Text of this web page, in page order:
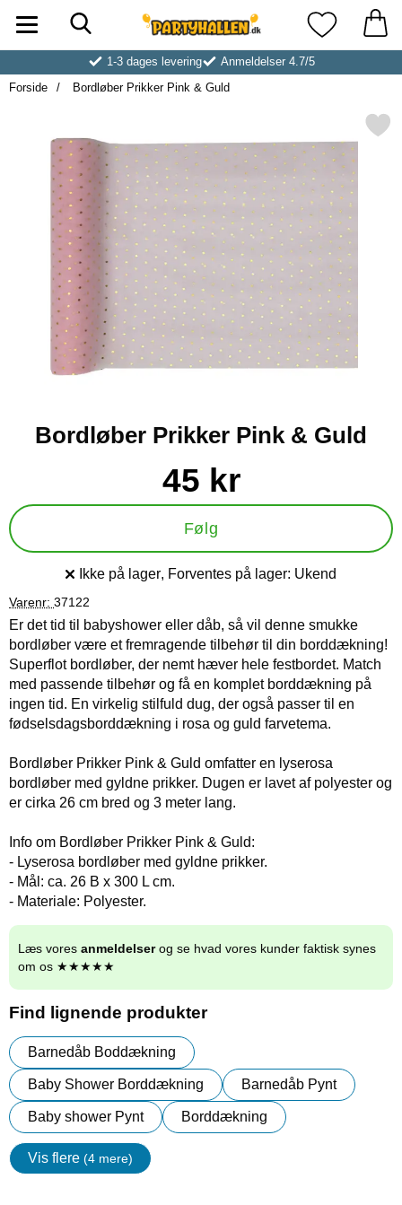
Startside for Partyhallen AB Mine
1-3 dages levering
Anmeldelser 4.7/5
Forside
Bordløber Prikker Pink & Guld
Markér bordløber Prikker
Bordløber Prikker Pink & Guld
Køb dette produkt Bordløber Prikker Pink & Guld
pris
45 kr
Følg
Produkttilgængelighed:
Ikke på lager, Forventes på lager: Ukend
Varenr: 37122
Er det tid til babyshower eller dåb, så vil denne smukke
bordløber være et fremragende tilbehør til din borddækning!
Superflot bordløber, der nemt hæver hele festbordet. Match
med passende tilbehør og få en komplet borddækning på
ingen tid. En virkelig stilfuld dug, der også passer til en
fødselsdagsborddækning i rosa og guld farvetema.
Bordløber Prikker Pink & Guld omfatter en lyserosa
bordløber med gyldne prikker. Dugen er lavet af polyester og
er cirka 26 cm bred og 3 meter lang.
Info om Bordløber Prikker Pink & Guld:
- Lyserosa bordløber med gyldne prikker.
- Mål: ca. 26 B x 300 L cm.
- Materiale: Polyester.
Læs vores anmeldelserog se hvad vores kunder faktisk synes
om os ★★★★★
Find lignende produkter
Barnedåb Boddækning
Baby Shower Borddækning Barnedåb Pynt
Baby shower Pynt Borddækning
Vis flere (4 mere)
Egenskaper